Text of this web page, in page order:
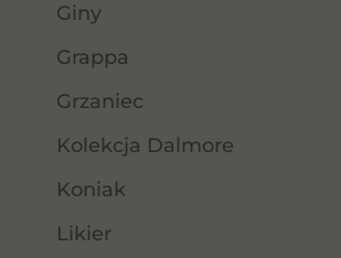
Giny
Grappa
Grzaniec
Kolekcja Dalmore
Koniak
Likier